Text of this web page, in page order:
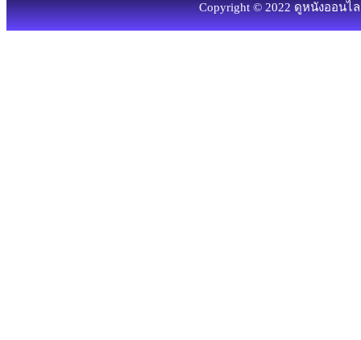
Copyright © 2022 ดูหนังออนไ